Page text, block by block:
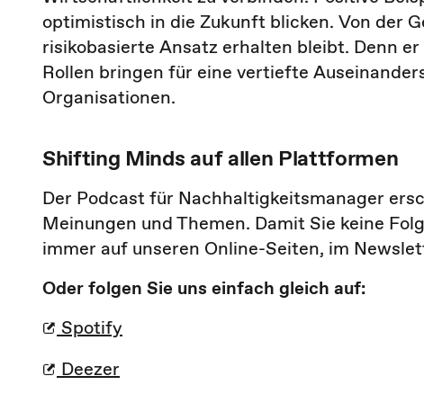
optimistisch in die Zukunft blicken. Von der
risikobasierte Ansatz erhalten bleibt. Denn
Rollen bringen für eine vertiefte
Organisationen.
Shifting Minds auf allen Plattformen
Der Podcast für Nachhaltigkeitsmanager
Meinungen und Themen. Damit Sie keine
immer auf unseren Online-Seiten, im
Oder folgen Sie uns einfach gleich auf:
Spotify
Deezer